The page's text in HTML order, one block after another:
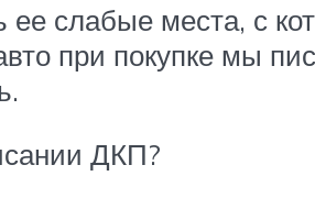
слабые места, с
при покупке мы
ДКП?